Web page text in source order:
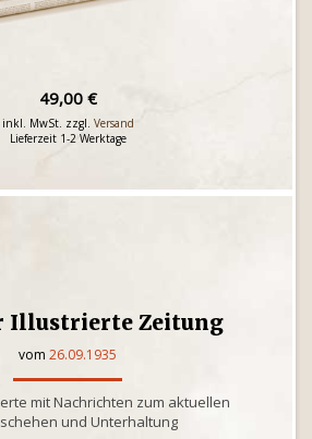
49,00 €
inkl. MwSt. zzgl. Versand
Lieferzeit 1-2 Werktage
Illustrierte Zeitung
vom 26.09.1935
mit Nachrichten zum aktuellen
und Unterhaltung